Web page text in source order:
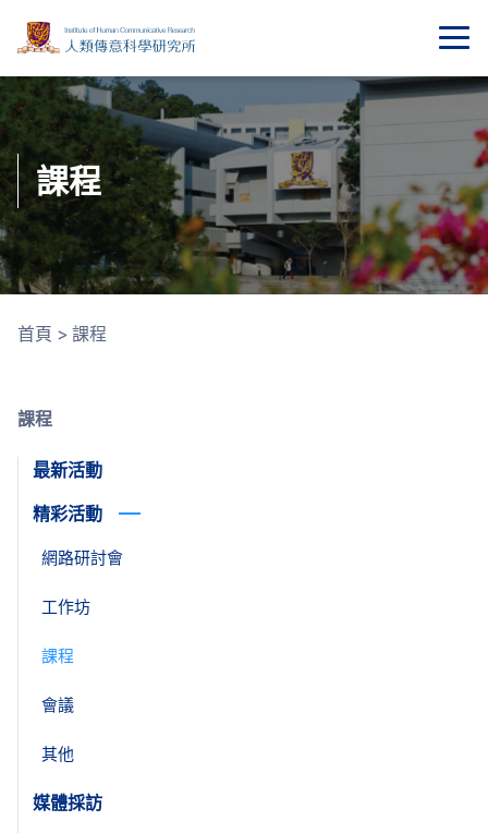
課程
首頁 > 課程
課程
最新活動
精彩活動
網路研討會
工作坊
課程
會議
其他
媒體採訪